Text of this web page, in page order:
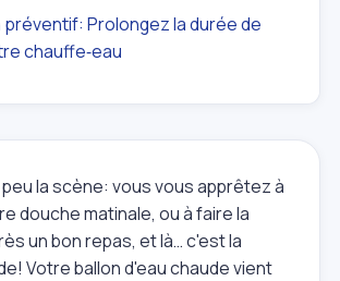
Prolongez la durée de
chauffe‑eau
la scène: vous vous apprêtez à
douche matinale, ou à faire la
un bon repas, et là… c'est la
Votre ballon d'eau chaude vient